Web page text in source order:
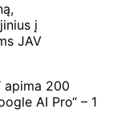
į
JAV
apima 200
AI Pro“ – 1